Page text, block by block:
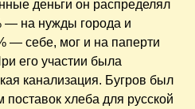
деньги он распределял
— на нужды города и
— себе, мог и на паперти
его участии была
канализация. Бугров был
хлеба для русской